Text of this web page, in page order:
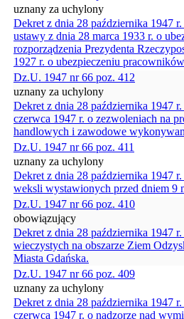
uznany za uchylony
Dekret z dnia 28 października 1947
ustawy z dnia 28 marca 1933 r. o
rozporządzenia Prezydenta
1927 r. o ubezpieczeniu
Dz.U. 1947 nr 66 poz. 412
uznany za uchylony
Dekret z dnia 28 października 1947
czerwca 1947 r. o zezwoleniach na
handlowych i zawodowe
Dz.U. 1947 nr 66 poz. 411
uznany za uchylony
Dekret z dnia 28 października 1947
weksli wystawionych przed dniem 9
Dz.U. 1947 nr 66 poz. 410
obowiązujący
Dekret z dnia 28 października 1947
wieczystych na obszarze Ziem
Miasta Gdańska.
Dz.U. 1947 nr 66 poz. 409
uznany za uchylony
Dekret z dnia 28 października 1947
czerwca 1947 r. o nadzorze nad